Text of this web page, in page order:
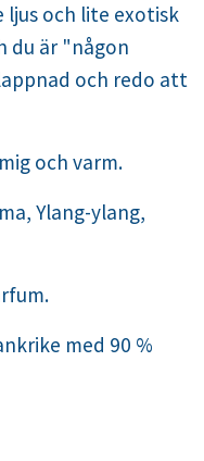
ljus och lite exotisk
du är "någon
och redo att
och varm.
Ylang-ylang,
med 90 %